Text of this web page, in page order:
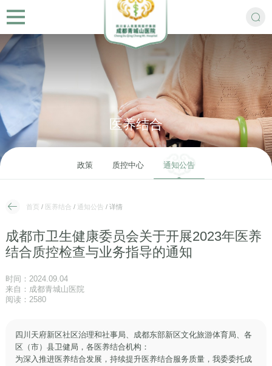
医养结合
政策 质控中心 通知公告
首页 / 医养结合 / 通知公告 / 详情
成都市卫生健康委员会关于开展2023年医养
结合质控检查与业务指导的通知
时间：2024.09.04
来自：成都青城山医院
阅读：2580
四川天府新区社区治理和社事局、成都东部新区文化旅游体育局、各
区（市）县卫健局，各医养结合机构：
为深入推进医养结合发展，持续提升医养结合服务质量，我委委托成